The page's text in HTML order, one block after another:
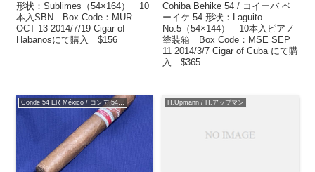
形状：Sublimes（54×164） 10
本入SBN Box Code：MUR
OCT 13 2014/7/19 Cigar of
Habanosにて購入 $156
Cohiba Behike 54 / コイーバ ベ
ーイケ 54 形状：Laguito
No.5（54×144） 10本入ピアノ
塗装箱 Box Code：MSE SEP
11 2014/3/7 Cigar of Cuba にて購
入 $365
Conde 54 ER México / コンデ 54 ER メキシコ H.Upmann / H.アップマン